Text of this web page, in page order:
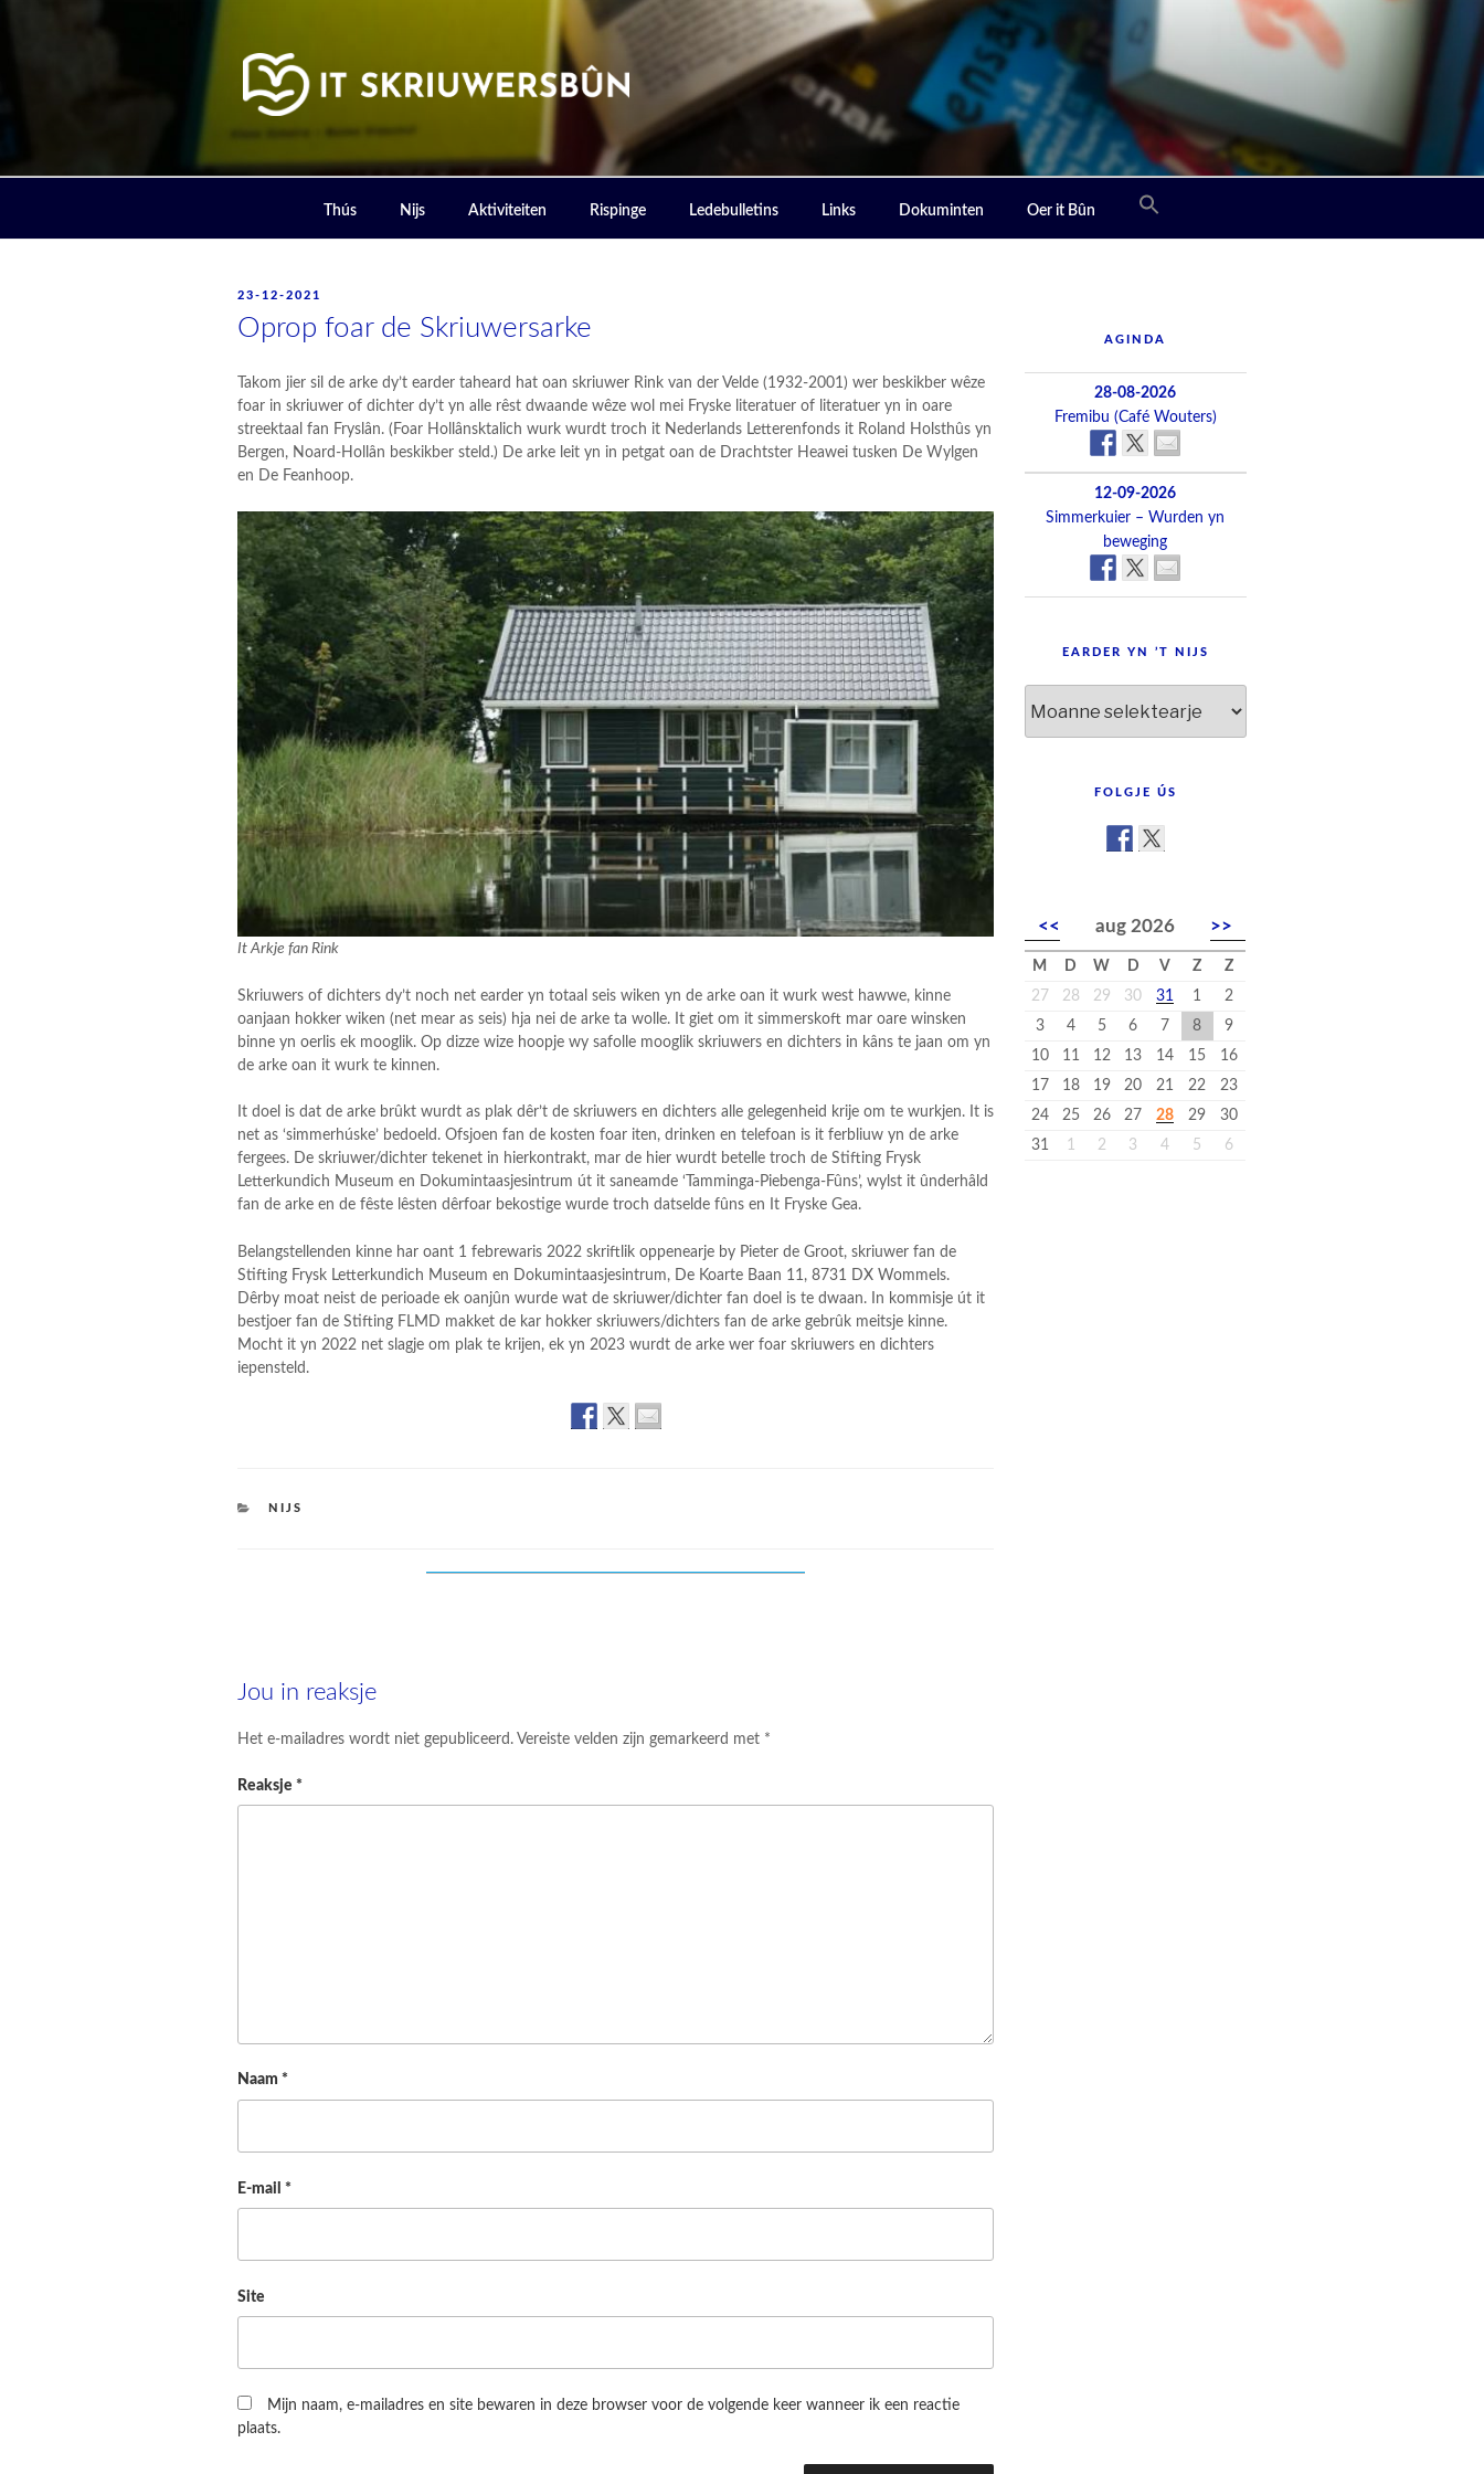
IT SKRIUWERSBOUN
Thús Nijs Aktiviteiten Rispinge Ledebulletins Links Dokuminten Oer it Bûn
POSTED
23-12-2021
Oprop foar de Skriuwersarke
Takom jier sil de arke dy’t earder taheard hat oan skriuwer Rink van der Velde (1932-2001) wer beskikber wêze
foar in skriuwer of dichter dy’t yn alle rêst dwaande wêze wol mei Fryske literatuer of literatuer yn in oare
streektaal fan Fryslân. (Foar Hollânsktalich wurk wurdt troch it Nederlands Letterenfonds it Roland Holsthûs yn
Bergen, Noard-Hollân beskikber steld.) De arke leit yn in petgat oan de Drachtster Heawei tusken De Wylgen
en De Feanhoop.
It Arkje fan Rink
Skriuwers of dichters dy’t noch net earder yn totaal seis wiken yn de arke oan it wurk west hawwe, kinne
oanjaan hokker wiken (net mear as seis) hja nei de arke ta wolle. It giet om it simmerskoft mar oare winsken
binne yn oerlis ek mooglik. Op dizze wize hoopje wy safolle mooglik skriuwers en dichters in kâns te jaan om yn
de arke oan it wurk te kinnen.
It doel is dat de arke brûkt wurdt as plak dêr’t de skriuwers en dichters alle gelegenheid krije om te wurkjen. It is
net as ‘simmerhúske’ bedoeld. Ofsjoen fan de kosten foar iten, drinken en telefoan is it ferbliuw yn de arke
fergees. De skriuwer/dichter tekenet in hierkontrakt, mar de hier wurdt betelle troch de Stifting Frysk
Letterkundich Museum en Dokumintaasjesintrum út it saneamde ‘Tamminga-Piebenga-Fûns’, wylst it ûnderhâld
fan de arke en de fêste lêsten dêrfoar bekostige wurde troch datselde fûns en It Fryske Gea.
Belangstellenden kinne har oant 1 febrewaris 2022 skriftlik oppenearje by Pieter de Groot, skriuwer fan de
Stifting Frysk Letterkundich Museum en Dokumintaasjesintrum, De Koarte Baan 11, 8731 DX Wommels.
Dêrby moat neist de perioade ek oanjûn wurde wat de skriuwer/dichter fan doel is te dwaan. In kommisje út it
bestjoer fan de Stifting FLMD makket de kar hokker skriuwers/dichters fan de arke gebrûk meitsje kinne.
Mocht it yn 2022 net slagje om plak te krijen, ek yn 2023 wurdt de arke wer foar skriuwers en dichters
iepensteld.
CATEGORIES
NIJS
Jou in reaksje
Het e-mailadres wordt niet gepubliceerd. Vereiste velden zijn gemarkeerd met *
Reaksje*
Naam*
E-mail*
Site
Mijn naam, e-mailadres en site bewaren in deze browser voor de volgende keer wanneer ik een reactie
plaats.
AGINDA
28-08-2026
Fremibu (Café Wouters)
12-09-2026
Simmerkuier – Wurden yn
beweging
EARDER YN ’T NIJS
yn
FOLGJE ÚS
<< aug 2026 >>
M D W D V Z
Z
27
28 29 30 31 1
2
3
4 5 6 7 8
9
10
11 12 13 14 15
16
17
18 19 20 21 22
23
24
25 26 27 28 29
30
31
1 2 3 4 5 6